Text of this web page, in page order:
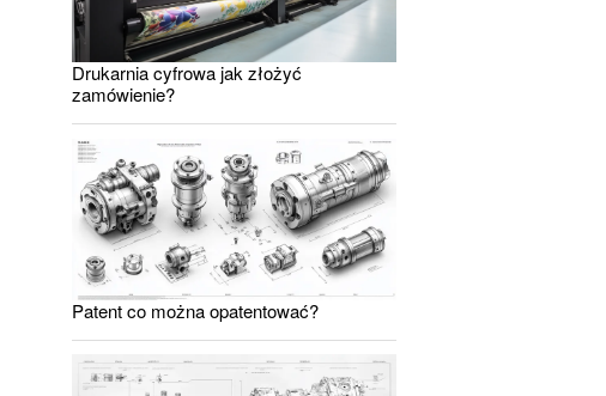
Drukarnia cyfrowa jak złożyć
zamówienie?
Patent co można opatentować?